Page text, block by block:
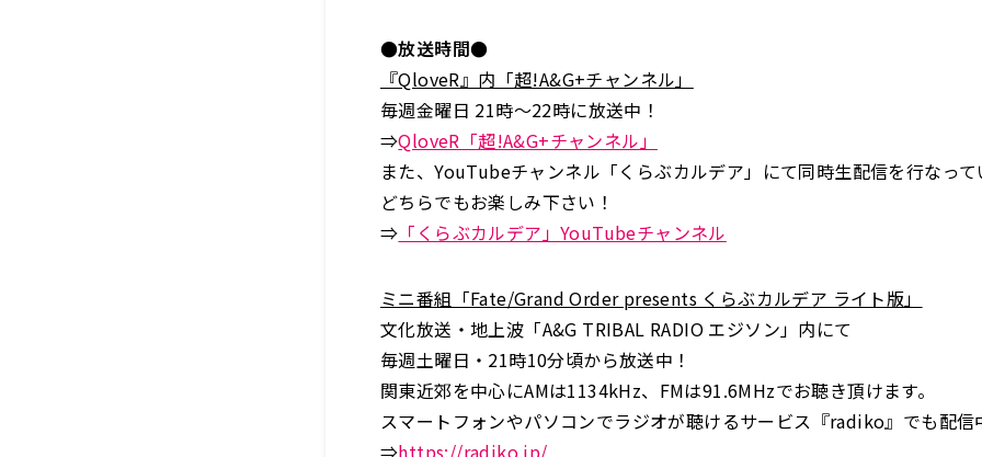
●放送時間●
『QloveR』内「超!A&G+チャンネル」
毎週金曜日 21時～22時に放送中！
⇒QloveR「超!A&G+チャンネル」
また、YouTubeチャンネル「くらぶカルデア」にて同時生配信を行なって
どちらでもお楽しみ下さい！
⇒ 「くらぶカルデア」YouTubeチャンネル
ミニ番組「Fate/Grand Order presents くらぶカルデア ライト版」
文化放送・地上波「A&G TRIBAL RADIO エジソン」内にて
毎週土曜日・21時10分頃から放送中！
関東近郊を中心にAMは1134kHz、FMは91.6MHzでお聴き頂けます。
スマートフォンやパソコンでラジオが聴けるサービス『radiko』でも配信